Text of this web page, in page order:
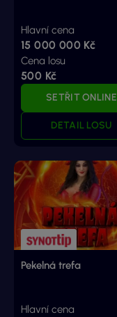
Hlavní cena
15 000 000 Kč
Cena losu
500 Kč
SETŘIT ONLINE
DETAIL LOSU
Pekelná trefa
Hlavní cena